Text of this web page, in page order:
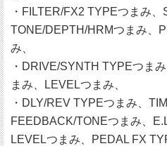
・FILTER/FX2 TYPEつまみ
TONE/DEPTH/HRMつまみ、
み、
・DRIVE/SYNTH TYPEつま
まみ、LEVELつまみ、
・DLY/REV TYPEつまみ、
FEEDBACK/TONEつまみ、
LEVELつまみ、PEDAL FX